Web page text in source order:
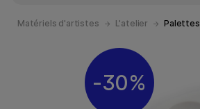
Matériels d'artistes L'atelier Palettes
30%